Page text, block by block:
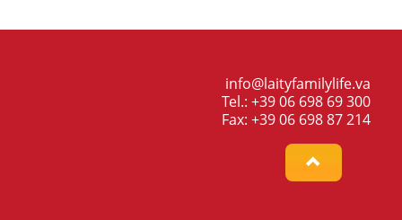
info@laityfamilylife.va
Tel.: +39 06 698 69 300
Fax: +39 06 698 87 214